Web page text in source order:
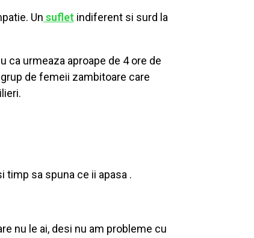
Un suflet indiferent si surd la
ca urmeaza aproape de 4 ore de
de femeii zambitoare care
sa spuna ce ii apasa .
nu le ai, desi nu am probleme cu